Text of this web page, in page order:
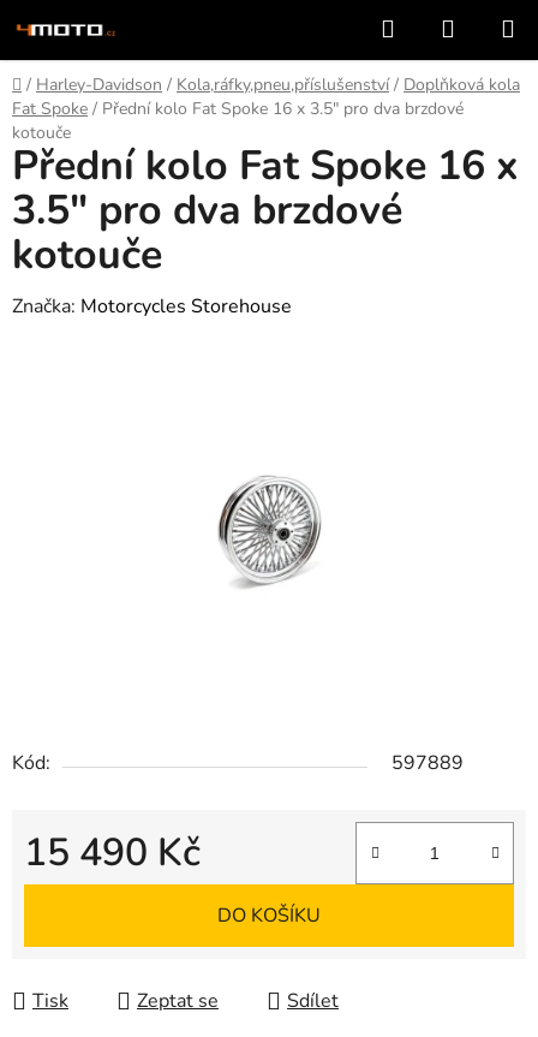
na
obsah
Hledat
KOŠÍK
Domů
/ Harley-Davidson / Kola,ráfky,pneu,příslušenství / Doplňková kola
Fat Spoke / Přední kolo Fat Spoke 16 x 3.5" pro dva brzdové
kotouče
Kód: 597889
15 490 Kč
Měrná cena:
DO KOŠÍKU
Tisk Zeptat se Sdílet
Přední kolo Fat Spoke 16 x
3.5" pro dva brzdové
kotouče
Značka: Motorcycles Storehouse